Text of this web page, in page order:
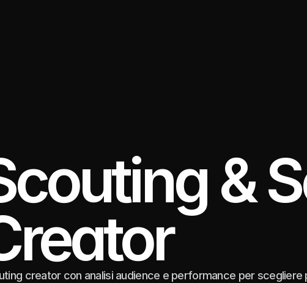
&
creator con analisi audience e performance per scegliere